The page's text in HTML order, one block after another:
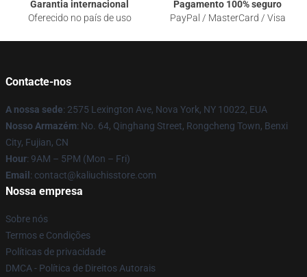
Garantia internacional
Oferecido no país de uso
Pagamento 100% seguro
PayPal / MasterCard / Visa
Contacte-nos
A nossa sede: 2575 Lexington Ave, Nova York, NY 10022, EUA
Nosso Armazém: No. 64, Qinghang Street, Rongcheng Town, Benxi
City, Fujian, CN
Hour: 9AM – 5PM (Mon – Fri)
Email : contact@kaliuchisstore.com
Nossa empresa
Sobre nós
Termos e Condições
Políticas de privacidade
DMCA - Política de Direitos Autorais